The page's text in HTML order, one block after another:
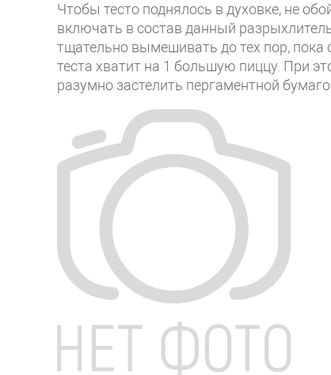
Чтобы тесто поднялось в духовке, не
включать в состав данный
тщательно вымешивать до тех пор,
теста хватит на 1 большую пиццу. При
разумно застелить пергаментной